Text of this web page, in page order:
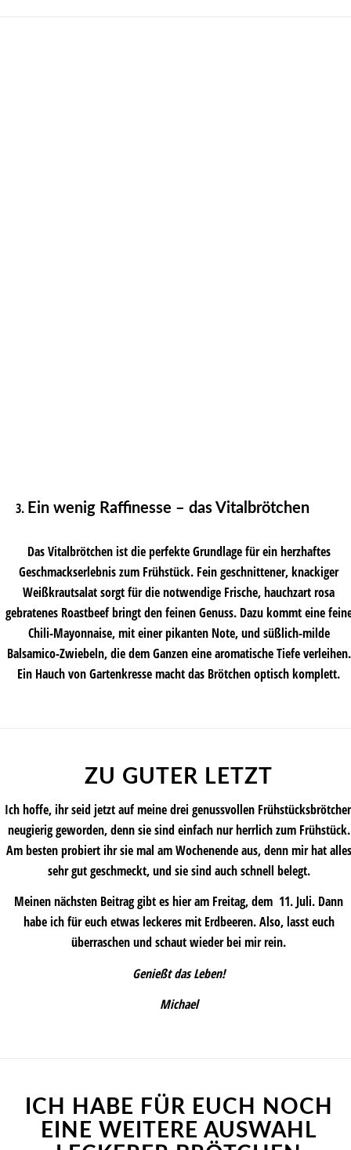
Ein wenig Raffinesse – das Vitalbrötchen
Das Vitalbrötchen ist die perfekte Grundlage für ein herzhaftes
Geschmackserlebnis zum Frühstück. Fein geschnittener, knackiger
Weißkrautsalat sorgt für die notwendige Frische, hauchzart rosa
gebratenes Roastbeef bringt den feinen Genuss. Dazu kommt eine
Chili-Mayonnaise, mit einer pikanten Note, und süßlich-milde
Balsamico-Zwiebeln, die dem Ganzen eine aromatische Tiefe verleihen.
Ein Hauch von Gartenkresse macht das Brötchen optisch komplett.
ZU GUTER LETZT
Ich hoffe, ihr seid jetzt auf meine drei genussvollen
neugierig geworden, denn sie sind einfach nur herrlich zum Frühstück.
Am besten probiert ihr sie mal am Wochenende aus, denn mir hat alles
sehr gut geschmeckt, und sie sind auch schnell belegt.
Meinen nächsten Beitrag gibt es hier am Freitag, dem 11. Juli. Dann
habe ich für euch etwas leckeres mit Erdbeeren. Also, lasst euch
überraschen und schaut wieder bei mir rein.
Genießt das Leben!
Michael
ICH HABE FÜR EUCH NOCH
EINE WEITERE AUSWAHL